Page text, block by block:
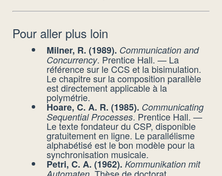
Pour aller plus loin
Milner, R. (1989). Communication and
Concurrency. Prentice Hall. — La
référence sur le CCS et la bisimulation.
Le chapitre sur la composition parallèle
est directement applicable à la
polymétrie.
Hoare, C. A. R. (1985). Communicating
Sequential Processes. Prentice Hall. —
Le texte fondateur du CSP, disponible
gratuitement en ligne. Le parallélisme
alphabétisé est le bon modèle pour la
synchronisation musicale.
Petri, C. A. (1962). Kommunikation mit